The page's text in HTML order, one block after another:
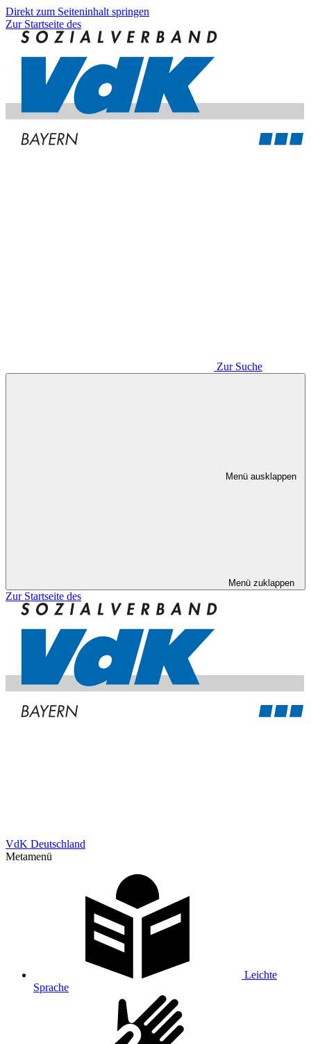
Direkt zum Seiteninhalt springen
Zur Startseite des
Zur Suche
Menü ausklappen
Menü zuklappen
Zur Startseite des
VdK Deutschland
Metamenü
Leichte
Sprache